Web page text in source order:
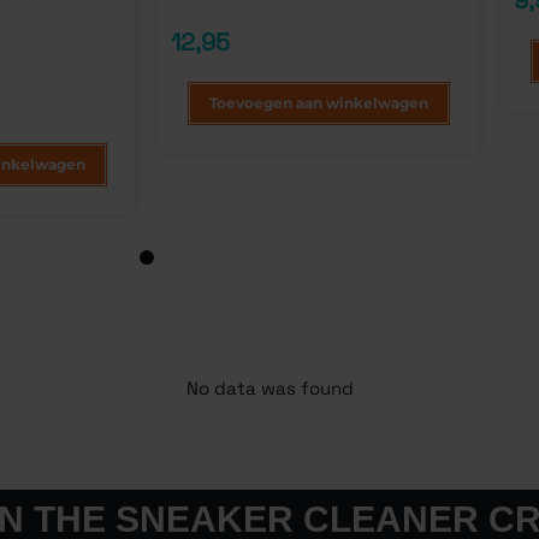
gebaseerd
12,95
Toevoegen aan winkelwagen
op
No data was found
THE SNEAKER CLEANER